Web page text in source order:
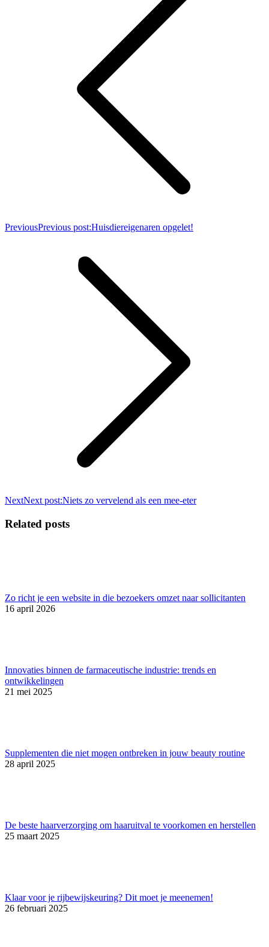
PreviousPrevious post:Huisdiereigenaren opgelet!
NextNext post:Niets zo vervelend als een mee-eter
Related posts
Zo richt je een website in die bezoekers omzet naar sollicitanten
16 april 2026
Innovaties binnen de farmaceutische industrie: trends en
ontwikkelingen
21 mei 2025
Supplementen die niet mogen ontbreken in jouw beauty routine
28 april 2025
De beste haarverzorging om haaruitval te voorkomen en herstellen
25 maart 2025
Klaar voor je rijbewijskeuring? Dit moet je meenemen!
26 februari 2025